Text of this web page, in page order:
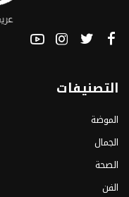
التصنيفات
الموضة
الجمال
الصحة
الفن